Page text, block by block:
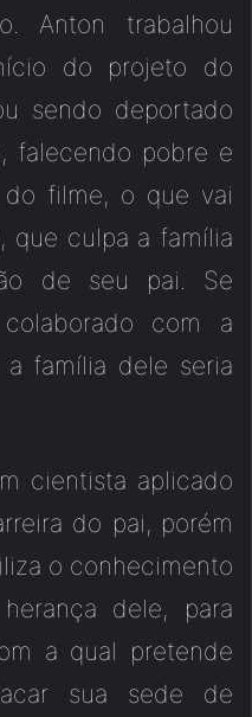
Anton trabalhou
do projeto do
sendo deportado
falecendo pobre e
filme, o que vai
que culpa a família
de seu pai. Se
com a
família dele seria
cientista aplicado
do pai, porém
o conhecimento
dele, para
a qual pretende
sua sede de